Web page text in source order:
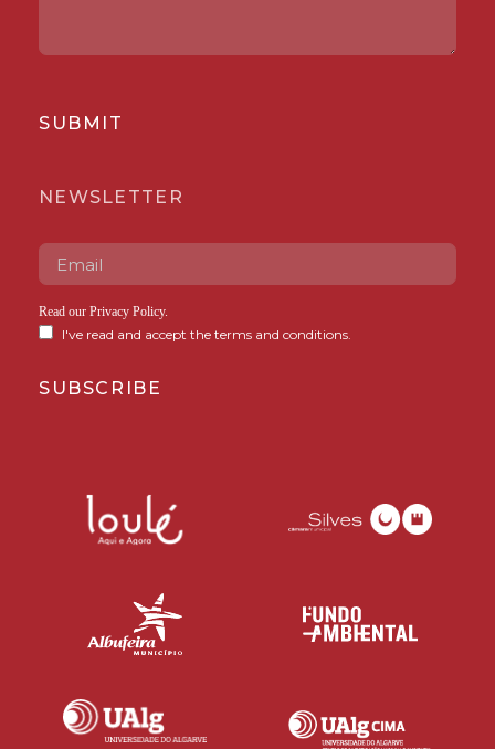
SUBMIT
NEWSLETTER
Read our Privacy Policy.
I've read and accept the terms and conditions.